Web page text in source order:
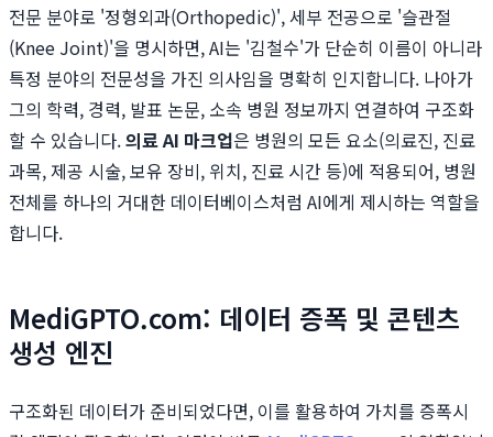
전문 분야로 '정형외과(Orthopedic)', 세부 전공으로 '슬관절
(Knee Joint)'을 명시하면, AI는 '김철수'가 단순히 이름이 아니라
특정 분야의 전문성을 가진 의사임을 명확히 인지합니다. 나아가
그의 학력, 경력, 발표 논문, 소속 병원 정보까지 연결하여 구조화
할 수 있습니다.의료 AI 마크업은 병원의 모든 요소(의료진, 진료
과목, 제공 시술, 보유 장비, 위치, 진료 시간 등)에 적용되어, 병원
전체를 하나의 거대한 데이터베이스처럼 AI에게 제시하는 역할을
합니다.
MediGPTO.com: 데이터 증폭 및 콘텐츠
생성 엔진
구조화된 데이터가 준비되었다면, 이를 활용하여 가치를 증폭시